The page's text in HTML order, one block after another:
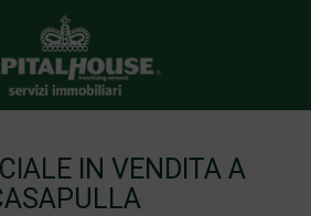
IN VENDITA A